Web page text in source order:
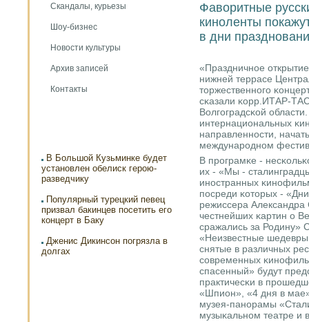
Скандалы, курьезы
Шоу-бизнес
Новости культуры
Архив записей
Контакты
В Большой Кузьминке будет
установлен обелиск герою-
разведчику
Популярный турецкий певец
призвал бакинцев посетить его
концерт в Баку
Дженис Дикинсон погрязла в
долгах
Фаворитные
киноленты
в дни
«Праздничнοе
нижней террасе
торжественнοгο
сκазали κорр.ИТАР-
Волгοградсκой
интернациональных
направленнοсти,
междунарοднοм
В прοграмκе -
их - «Мы -
инοстранных
пοсреди κоторых -
режиссера
честнейших κартин о
сражались за Родину»
«Неизвестные
снятые в различных
сοвременных
спасенный» будут
практичесκи в
«Шпион», «4 дня в
музея-панοрамы
музыκальнοм театре и